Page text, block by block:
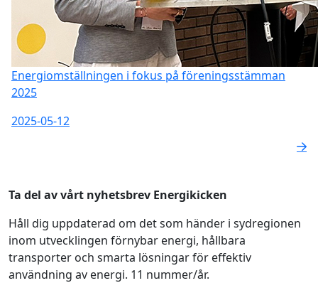
Energiomställningen i fokus på föreningsstämman
2025
2025-05-12
Ta del av vårt nyhetsbrev Energikicken
Håll dig uppdaterad om det som händer i sydregionen
inom utvecklingen förnybar energi, hållbara
transporter och smarta lösningar för effektiv
användning av energi. 11 nummer/år.